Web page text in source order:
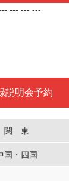
--- --- ---
説明会予約
関 東
国・四国